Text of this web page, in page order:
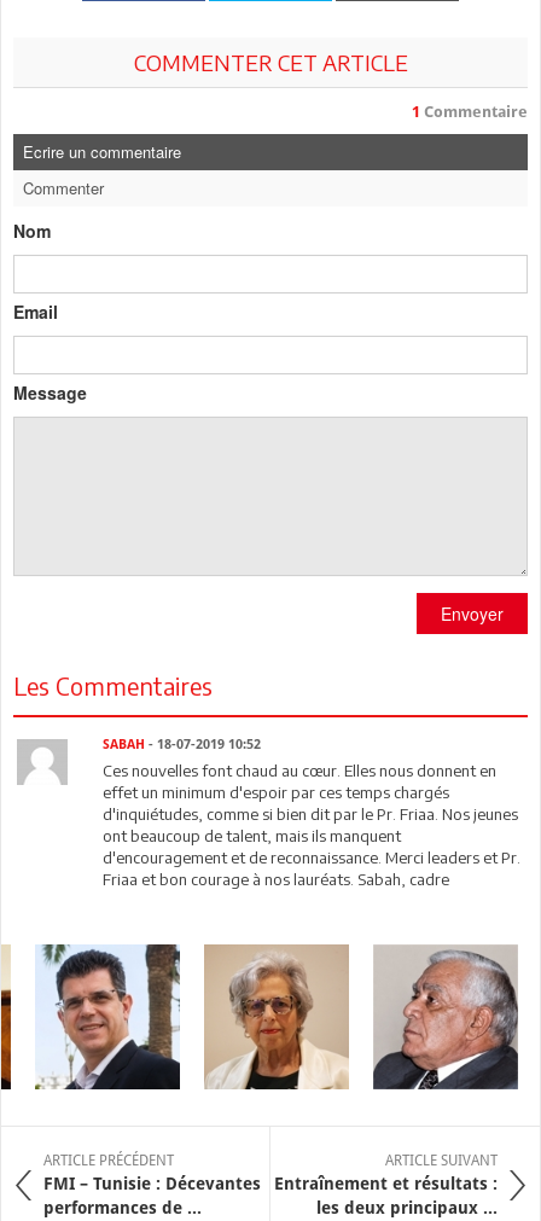
COMMENTER CET ARTICLE
1 Commentaire
Ecrire un commentaire
Commenter
Nom
Email
Message
Envoyer
Les Commentaires
SABAH - 18-07-2019 10:52
Ces nouvelles font chaud au cœur. Elles nous donnent en
effet un minimum d'espoir par ces temps chargés
d'inquiétudes, comme si bien dit par le Pr. Friaa. Nos jeunes
ont beaucoup de talent, mais ils manquent
d'encouragement et de reconnaissance. Merci leaders et Pr.
Friaa et bon courage à nos lauréats. Sabah, cadre
ARTICLE PRÉCÉDENT
FMI – Tunisie : Décevantes
performances de ...
ARTICLE SUIVANT
Entraînement et résultats :
les deux principaux ...